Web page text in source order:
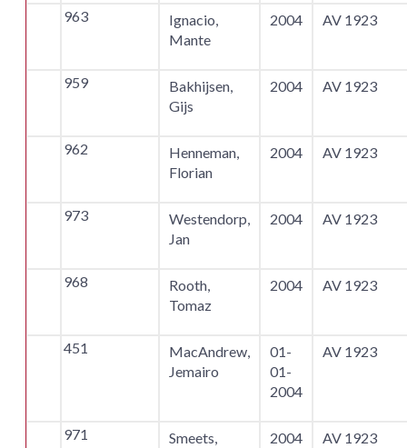
963
Ignacio,
Mante
2004 AV 1923
959
Bakhijsen,
Gijs
2004 AV 1923
962
Henneman,
Florian
2004 AV 1923
973
Westendorp,
Jan
2004 AV 1923
968
Rooth,
Tomaz
2004 AV 1923
451
MacAndrew,
Jemairo
01-
01-
2004
AV 1923
971
Smeets,
2004 AV 1923